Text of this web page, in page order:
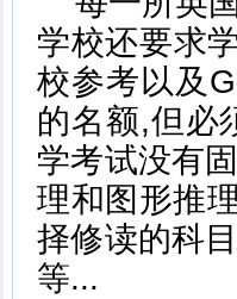
学校还要求
校参考以及
的名额,但必
学考试没有
理和图形推
择修读的科
等...